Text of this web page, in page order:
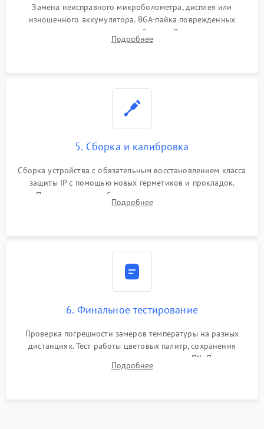
Замена неисправного микроболометра, дисплея или
изношенного аккумулятора. BGA-пайка поврежденных
контроллеров на материнской плате. Восстановление
разъемов и кнопок, замена поврежденных элементов
Подробнее
5. Сборка и калибровка
Сборка устройства с обязательным восстановлением класса
защиты IP с помощью новых герметиков и прокладок.
Программная калибровка матрицы по эталонному
абсолютно черному телу для точного измерения температур.
Подробнее
6. Финальное тестирование
Проверка погрешности замеров температуры на разных
дистанциях. Тест работы цветовых палитр, сохранения
термограмм в память и передачи данных на ПК. Проверка
автономности работы и итоговый контроль качества.
Подробнее